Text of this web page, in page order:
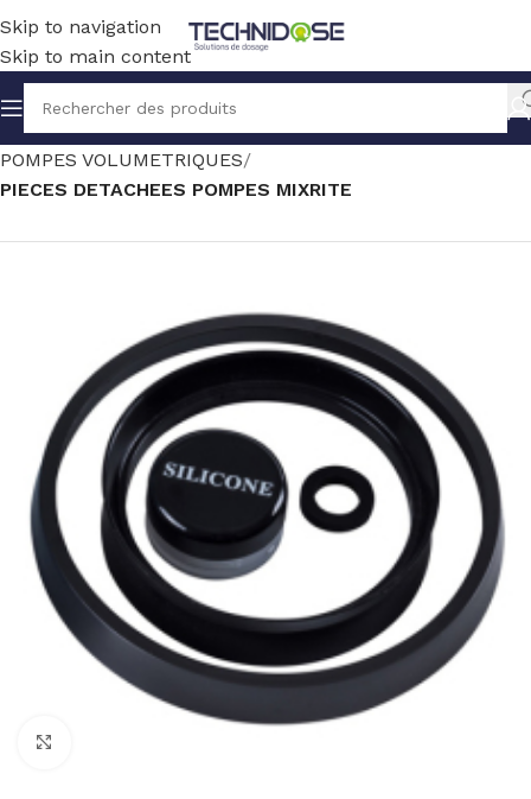
Skip to navigation
Skip to main content
Accueil TRAITEMENT EAU DOSAGE
POMPES VOLUMETRIQUES
PIECES DETACHEES POMPES MIXRITE